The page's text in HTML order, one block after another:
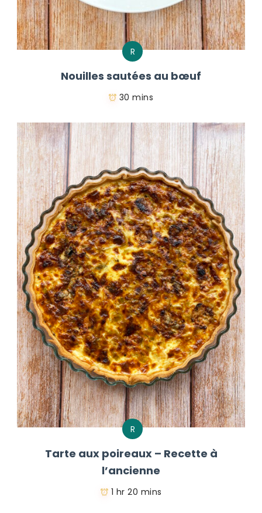
R
Nouilles sautées au bœuf
30 mins
R
Tarte aux poireaux – Recette à
l’ancienne
1 hr 20 mins